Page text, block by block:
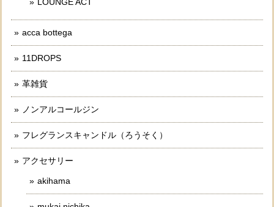
acca bottega
11DROPS
革雑貨
ノンアルコールジン
フレグランスキャンドル（ろうそく）
アクセサリー
akihama